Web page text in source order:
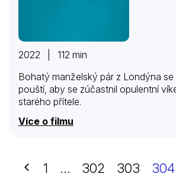
2022 | 112 min
Bohatý manželský pár z Londýna
pouští, aby se zúčastnil opulentní
starého přítele.
Více o filmu
Předchozí
1 … 302 303 304